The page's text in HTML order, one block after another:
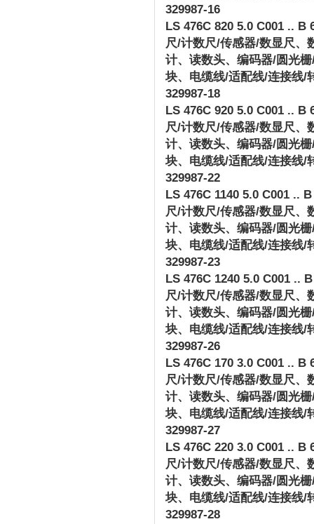
329987-16
LS 476C 820 5.0 C001 .. B
尺/计数尺/传感器/数显尺、
计、读数头、编码器/圆光栅
块、电缆线/适配线/连接线/
329987-18
LS 476C 920 5.0 C001 .. B
尺/计数尺/传感器/数显尺、
计、读数头、编码器/圆光栅
块、电缆线/适配线/连接线/
329987-22
LS 476C 1140 5.0 C001 ..
尺/计数尺/传感器/数显尺、
计、读数头、编码器/圆光栅
块、电缆线/适配线/连接线/
329987-23
LS 476C 1240 5.0 C001 ..
尺/计数尺/传感器/数显尺、
计、读数头、编码器/圆光栅
块、电缆线/适配线/连接线/
329987-26
LS 476C 170 3.0 C001 .. B
尺/计数尺/传感器/数显尺、
计、读数头、编码器/圆光栅
块、电缆线/适配线/连接线/
329987-27
LS 476C 220 3.0 C001 .. B
尺/计数尺/传感器/数显尺、
计、读数头、编码器/圆光栅
块、电缆线/适配线/连接线/
329987-28